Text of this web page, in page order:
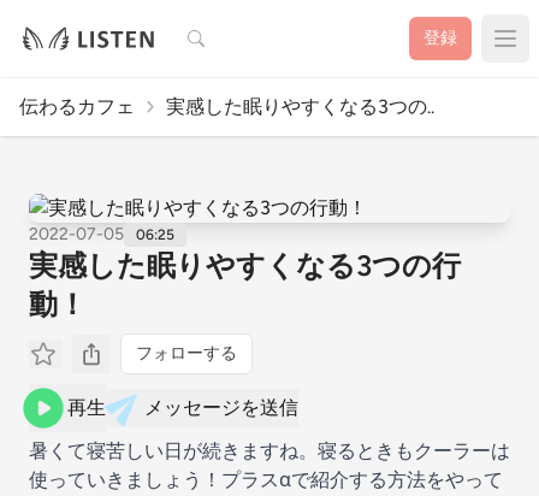
検索 登録
伝わるカフェ 実感した眠りやすくなる3つの..
2022-07-05 06:25
実感した眠りやすくなる3つの行
動！
フォローする
再生
メッセージを送信
暑くて寝苦しい日が続きますね。寝るときもクーラーは
使っていきましょう！プラスαで紹介する方法をやって